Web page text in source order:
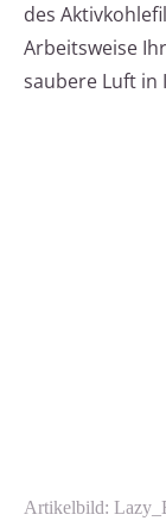
des
Arbeitsweise
saubere Luft in
Artikelbild: